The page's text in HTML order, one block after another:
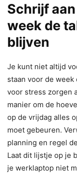
Schrijf
week de
blijven
Je kunt niet altijd
staan voor de
voor stress zorgen
manier om de
op de vrijdag alles
moet gebeuren.
planning en regel
Laat dit lijstje op je
je werklaptop niet